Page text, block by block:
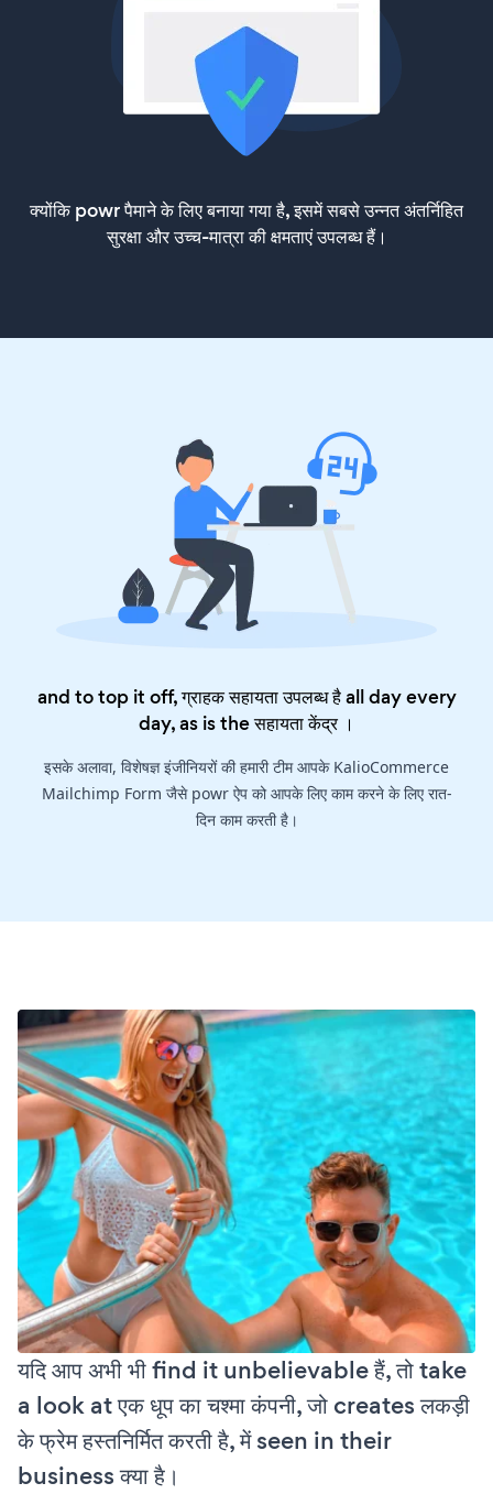
क्योंकि powr पैमाने के लिए बनाया गया है, इसमें सबसे उन्नत अंतर्निहित
सुरक्षा और उच्च-मात्रा की क्षमताएं उपलब्ध हैं।
and to top it off, ग्राहक सहायता उपलब्ध है all day every
day, as is theसहायता केंद्र।
इसके अलावा, विशेषज्ञ इंजीनियरों की हमारी टीम आपके KalioCommerce
Mailchimp Form जैसे powr ऐप को आपके लिए काम करने के लिए रात-
दिन काम करती है।
यदि आप अभी भी find it unbelievable हैं, तो take
a look at एक धूप का चश्मा कंपनी, जो creates लकड़ी
के फ्रेम हस्तनिर्मित करती है, में seen in their
business क्या है।